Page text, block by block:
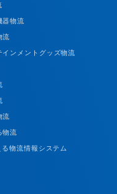
器物流
流
インメントグッズ物流
流
物流
物流情報システム